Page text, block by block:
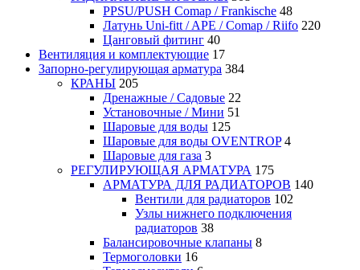
PPSU/PUSH Comap / Frankische 48
Латунь Uni-fitt / APE / Comap / Riifo 220
Цанговый фитинг 40
Вентиляция и комплектующие 17
Запорно-регулирующая арматура 384
КРАНЫ 205
Дренажные / Садовые 22
Установочные / Мини 51
Шаровые для воды 125
Шаровые для воды OVENTROP 4
Шаровые для газа 3
РЕГУЛИРУЮЩАЯ АРМАТУРА 175
АРМАТУРА ДЛЯ РАДИАТОРОВ 140
Вентили для радиаторов 102
Узлы нижнего подключения
радиаторов 38
Балансировочные клапаны 8
Термоголовки 16